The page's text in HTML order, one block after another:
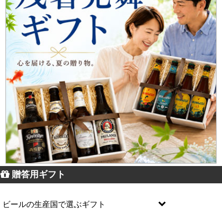
贈答用ギフト
ビールの生産国で選ぶギフト